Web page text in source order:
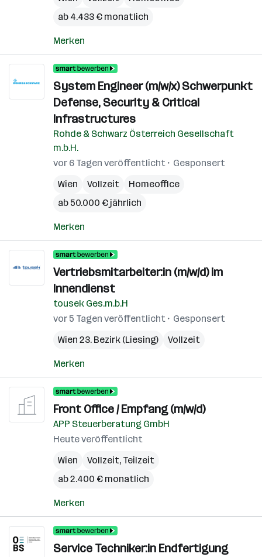
ab 4.433 € monatlich
Merken
System Engineer (m/w/x) Schwerpunkt
Defense, Security & Critical
Infrastructures
Rohde & Schwarz Österreich Gesellschaft
m.b.H.
vor 6 Tagen veröffentlicht
Gesponsert
Wien
Vollzeit
Homeoffice
ab 50.000 € jährlich
Merken
Vertriebsmitarbeiter:in (m/w/d) im
Innendienst
tousek Ges.m.b.H
vor 5 Tagen veröffentlicht
Gesponsert
Wien 23. Bezirk (Liesing)
Vollzeit
Merken
Front Office / Empfang (m/w/d)
APP Steuerberatung GmbH
Heute veröffentlicht
Wien
Vollzeit, Teilzeit
ab 2.400 € monatlich
Merken
Service Techniker:in Endfertigung